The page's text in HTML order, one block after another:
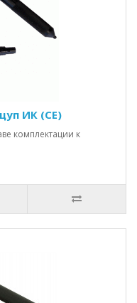
ИК (CE)
комплектации к